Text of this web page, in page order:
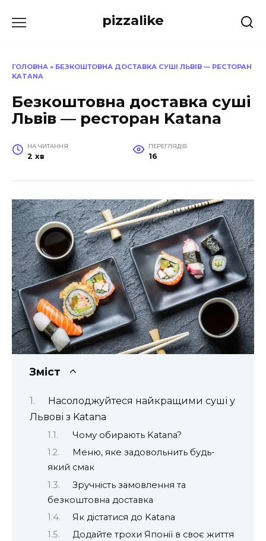
до
pizzalike
ГОЛОВНА » БЕЗКОШТОВНА ДОСТАВКА СУШІ ЛЬВІВ — РЕСТОРАН
KATANA
Безкоштовна доставка суші
Львів — ресторан Katana
НА ЧИТАННЯ
2 хв
ПЕРЕГЛЯДІВ
16
Зміст
Насолоджуйтеся найкращими суші у
Львові з Katana
Чому обирають Katana?
Меню, яке задовольнить будь-
який смак
Зручність замовлення та
безкоштовна доставка
Як дістатися до Katana
Додайте трохи Японії в своє життя